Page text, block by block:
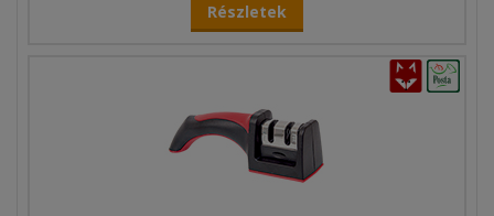
Részletek